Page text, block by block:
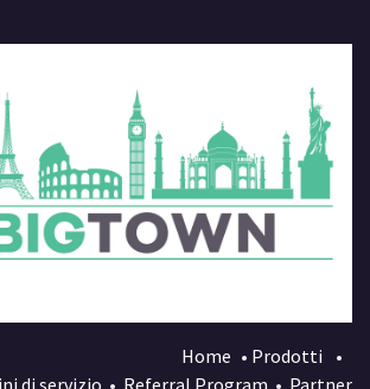
Home • Prodotti
•
di servizio • Referral Program • Partner